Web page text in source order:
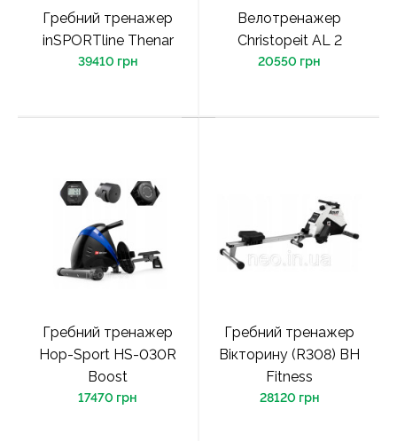
Гребний тренажер
inSPORTline Thenar
39410 грн
Велотренажер
Christopeit AL 2
20550 грн
Гребний тренажер
Hop-Sport HS-030R
Boost
17470 грн
Гребний тренажер
Вікторину (R308) BH
Fitness
28120 грн